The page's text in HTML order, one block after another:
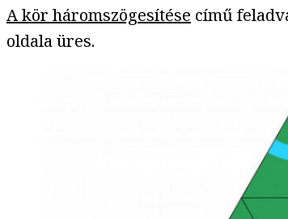
A kör háromszögesítése című
oldala üres.